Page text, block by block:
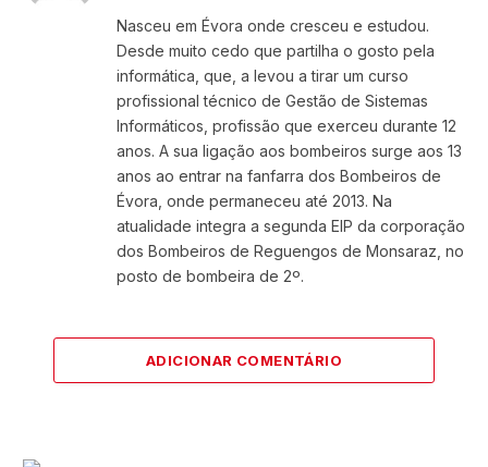
Nasceu em Évora onde cresceu e estudou.
Desde muito cedo que partilha o gosto pela
informática, que, a levou a tirar um curso
profissional técnico de Gestão de Sistemas
Informáticos, profissão que exerceu durante 12
anos. A sua ligação aos bombeiros surge aos 13
anos ao entrar na fanfarra dos Bombeiros de
Évora, onde permaneceu até 2013. Na
atualidade integra a segunda EIP da corporação
dos Bombeiros de Reguengos de Monsaraz, no
posto de bombeira de 2º.
ADICIONAR COMENTÁRIO